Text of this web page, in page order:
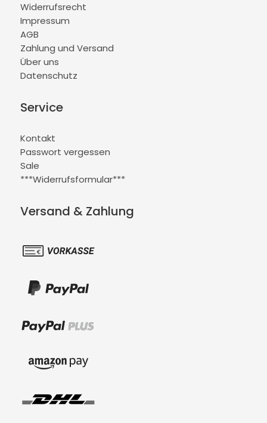
Widerrufsrecht
Impressum
AGB
Zahlung und Versand
Über uns
Datenschutz
Service
Kontakt
Passwort vergessen
Sale
***Widerrufsformular***
Versand & Zahlung